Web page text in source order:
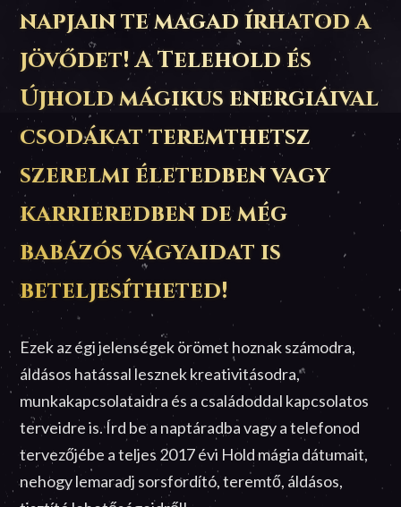
napjain te magad írhatod a
jövődet! A Telehold és
Újhold mágikus energiáival
csodákat teremthetsz
szerelmi életedben vagy
karrieredben de még
babázós vágyaidat is
beteljesítheted!
Ezek az égi jelenségek örömet hoznak számodra,
áldásos hatással lesznek kreativitásodra,
munkakapcsolataidra és a családoddal kapcsolatos
terveidre is. Írd be a naptáradba vagy a telefonod
tervezőjébe a teljes 2017 évi Hold mágia dátumait,
nehogy lemaradj sorsfordító, teremtő, áldásos,